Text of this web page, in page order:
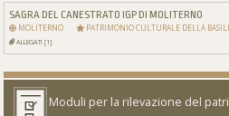
SAGRA DEL CANESTRATO IGP DI MOLITERNO
MOLITERNO PATRIMONIO CULTURALE DELLA
ALLEGATI [1]
Moduli per la rilevazione del